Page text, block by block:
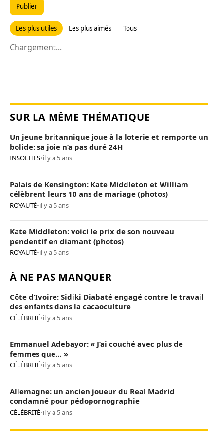
Publier
Les plus utiles Les plus aimés Tous
Chargement...
SUR LA MÊME THÉMATIQUE
Un jeune britannique joue à la loterie et remporte un
bolide: sa joie n’a pas duré 24H
INSOLITES•il y a 5 ans
Palais de Kensington: Kate Middleton et William
célèbrent leurs 10 ans de mariage (photos)
ROYAUTÉ•il y a 5 ans
Kate Middleton: voici le prix de son nouveau
pendentif en diamant (photos)
ROYAUTÉ•il y a 5 ans
À NE PAS MANQUER
Côte d’Ivoire: Sidiki Diabaté engagé contre le travail
des enfants dans la cacaoculture
CÉLÉBRITÉ•il y a 5 ans
Emmanuel Adebayor: « J’ai couché avec plus de
femmes que… »
CÉLÉBRITÉ•il y a 5 ans
Allemagne: un ancien joueur du Real Madrid
condamné pour pédopornographie
CÉLÉBRITÉ•il y a 5 ans